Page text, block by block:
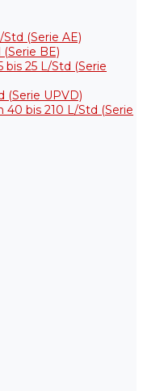
(Serie AE)
BE)
25 L/Std (Serie
(Serie UPVD)
bis 210 L/Std (Serie